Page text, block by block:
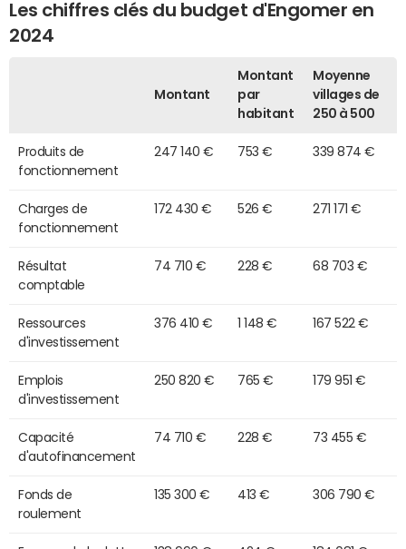
Les chiffres clés du budget d'Engomer en
2024
Montant
Montant
par
habitant
Moyenne
villages de
250 à 500
Produits de
fonctionnement
247 140 € 753 € 339 874 €
Charges de
fonctionnement
172 430 € 526 € 271 171 €
Résultat
comptable
74 710 € 228 € 68 703 €
Ressources
d'investissement
376 410 € 1 148 € 167 522 €
Emplois
d'investissement
250 820 € 765 € 179 951 €
Capacité
d'autofinancement
74 710 € 228 € 73 455 €
Fonds de
roulement
135 300 € 413 € 306 790 €